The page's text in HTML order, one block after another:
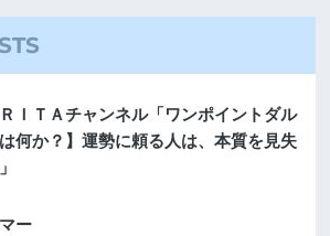
ＩＴＡチャンネル「ワンポイントダル
何か？】運勢に頼る人は、本質を見失
ー